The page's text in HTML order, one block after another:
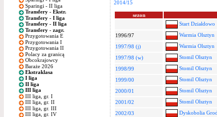
Sparingi - II liga
Transfery - Ekstr.
Transfery - I liga
Transfery - II liga
Transfery - zagr.
Przygotowania E
Przygotowania I
Przygotowania II
Polacy za granicą
Obcokrajowcy
Baraże 2026
Ekstraklasa
I liga
II liga
III liga
III liga, gr. I
III liga, gr. II
III liga, gr. III
III liga, gr. IV
2014/15
sezon
Start Działdowo
1996/97
Warmia Olsztyn
1997/98 (j)
Warmia Olsztyn
1997/98 (w)
Stomil Olsztyn
1998/99
Stomil Olsztyn
1999/00
Stomil Olsztyn
2000/01
Stomil Olsztyn
2001/02
Stomil Olsztyn
2002/03
Dyskobolia